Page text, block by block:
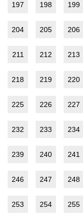
197 198 199
204 205 206
211 212 213
218 219 220
225 226 227
232 233 234
239 240 241
246 247 248
253 254 255